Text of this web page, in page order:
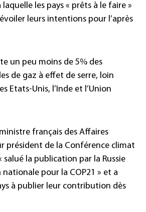
les pays « prêts à le faire »
leurs intentions pour l’après
un peu moins de 5% des
de gaz à effet de serre, loin
Etats-Unis, l’Inde et l’Union
français des Affaires
président de la Conférence climat
salué la publication par la Russie
pour la COP21 » et a
à publier leur contribution dès